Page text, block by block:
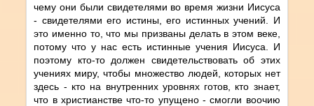
чему они были свидетелями во время жизни Иисуса
- свидетелями его истины, его истинных учений. И
это именно то, что мы призваны делать в этом веке,
потому что у нас есть истинные учения Иисуса. И
поэтому кто-то должен свидетельствовать об этих
учениях миру, чтобы множество людей, которых нет
здесь - кто на внутренних уровнях готов, кто знает,
что в христианстве что-то упущено - смогли воочию